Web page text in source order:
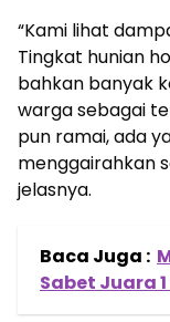
“Kami lihat
Tingkat hunian
bahkan banyak
warga sebagai
pun ramai, ada
menggairahkan
jelasnya.
Baca Juga :
Sabet Juara 1